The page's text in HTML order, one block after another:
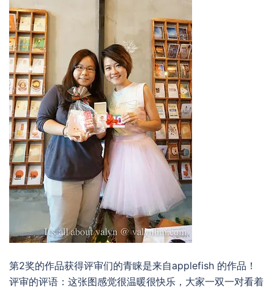
第2奖的作品获得评审们的青睐是来自applefish 的作品！
评审的评语：这张图感觉很温暖很快乐，大家一双一对看着